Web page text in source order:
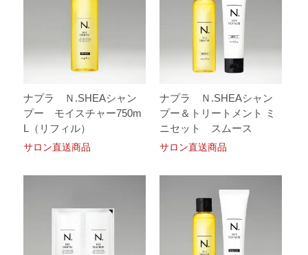
ナプラ Ｎ.SHEAシャン
プー モイスチャー750m
L（リフィル）
サロン直送商品
ナプラ Ｎ.SHEAシャン
プー＆トリートメント ミ
ニセット スムース
サロン直送商品